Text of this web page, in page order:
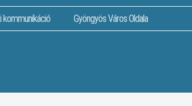
kommunikáció Gyöngyös Város Oldala